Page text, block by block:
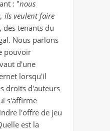
: "nous
ils veulent faire
des tenants du
Nous parlons
pouvoir
d'une
lorsqu'il
droits d'auteurs
s'affirme
l'offre de jeu
est la